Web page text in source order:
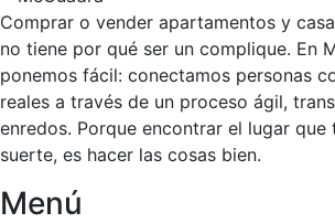
Comprar o vender apartamentos y
no tiene por qué ser un complique. En
ponemos fácil: conectamos personas
reales a través de un proceso ágil,
enredos. Porque encontrar el lugar que
suerte, es hacer las cosas bien.
Menú